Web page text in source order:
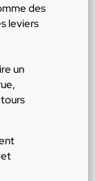
des
leviers
un
et